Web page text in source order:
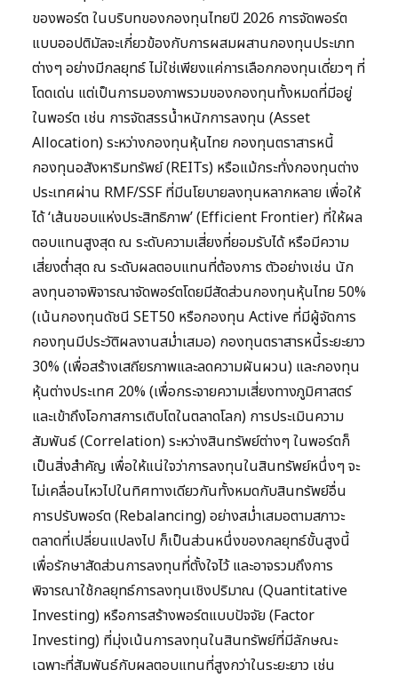
ของพอร์ต ในบริบทของกองทุนไทยปี 2026 การจัดพอร์ต
แบบออปติมัลจะเกี่ยวข้องกับการผสมผสานกองทุนประเภท
ต่างๆ อย่างมีกลยุทธ์ ไม่ใช่เพียงแค่การเลือกกองทุนเดี่ยวๆ ที่
โดดเด่น แต่เป็นการมองภาพรวมของกองทุนทั้งหมดที่มีอยู่
ในพอร์ต เช่น การจัดสรรน้ำหนักการลงทุน (Asset
Allocation) ระหว่างกองทุนหุ้นไทย กองทุนตราสารหนี้
กองทุนอสังหาริมทรัพย์ (REITs) หรือแม้กระทั่งกองทุนต่าง
ประเทศผ่าน RMF/SSF ที่มีนโยบายลงทุนหลากหลาย เพื่อให้
ได้ ‘เส้นขอบแห่งประสิทธิภาพ’ (Efficient Frontier) ที่ให้ผล
ตอบแทนสูงสุด ณ ระดับความเสี่ยงที่ยอมรับได้ หรือมีความ
เสี่ยงต่ำสุด ณ ระดับผลตอบแทนที่ต้องการ ตัวอย่างเช่น นัก
ลงทุนอาจพิจารณาจัดพอร์ตโดยมีสัดส่วนกองทุนหุ้นไทย 50%
(เน้นกองทุนดัชนี SET50 หรือกองทุน Active ที่มีผู้จัดการ
กองทุนมีประวัติผลงานสม่ำเสมอ) กองทุนตราสารหนี้ระยะยาว
30% (เพื่อสร้างเสถียรภาพและลดความผันผวน) และกองทุน
หุ้นต่างประเทศ 20% (เพื่อกระจายความเสี่ยงทางภูมิศาสตร์
และเข้าถึงโอกาสการเติบโตในตลาดโลก) การประเมินความ
สัมพันธ์ (Correlation) ระหว่างสินทรัพย์ต่างๆ ในพอร์ตก็
เป็นสิ่งสำคัญ เพื่อให้แน่ใจว่าการลงทุนในสินทรัพย์หนึ่งๆ จะ
ไม่เคลื่อนไหวไปในทิศทางเดียวกันทั้งหมดกับสินทรัพย์อื่น
การปรับพอร์ต (Rebalancing) อย่างสม่ำเสมอตามสภาวะ
ตลาดที่เปลี่ยนแปลงไป ก็เป็นส่วนหนึ่งของกลยุทธ์ขั้นสูงนี้
เพื่อรักษาสัดส่วนการลงทุนที่ตั้งใจไว้ และอาจรวมถึงการ
พิจารณาใช้กลยุทธ์การลงทุนเชิงปริมาณ (Quantitative
Investing) หรือการสร้างพอร์ตแบบปัจจัย (Factor
Investing) ที่มุ่งเน้นการลงทุนในสินทรัพย์ที่มีลักษณะ
เฉพาะที่สัมพันธ์กับผลตอบแทนที่สูงกว่าในระยะยาว เช่น